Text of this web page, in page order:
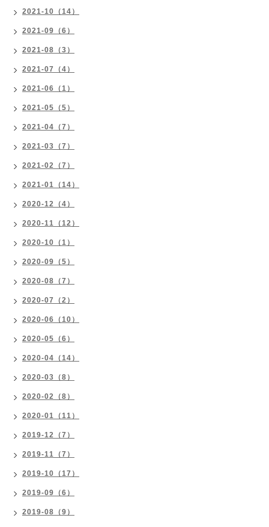
2021-10（14）
2021-09（6）
2021-08（3）
2021-07（4）
2021-06（1）
2021-05（5）
2021-04（7）
2021-03（7）
2021-02（7）
2021-01（14）
2020-12（4）
2020-11（12）
2020-10（1）
2020-09（5）
2020-08（7）
2020-07（2）
2020-06（10）
2020-05（6）
2020-04（14）
2020-03（8）
2020-02（8）
2020-01（11）
2019-12（7）
2019-11（7）
2019-10（17）
2019-09（6）
2019-08（9）